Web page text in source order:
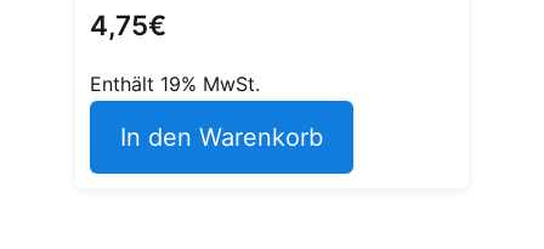
4,75€
Enthält 19% MwSt.
In den Warenkorb